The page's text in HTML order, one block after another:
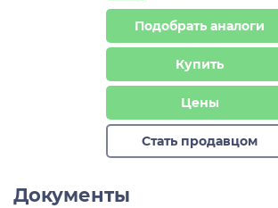
Подобрать аналоги
Купить
Цены
Стать продавцом
Документы